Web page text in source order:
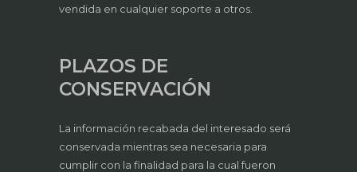
vendida en cualquier soporte a otros.
PLAZOS DE
CONSERVACIÓN
La información recabada del interesado será
conservada mientras sea necesaria para
cumplir con la finalidad para la cual fueron